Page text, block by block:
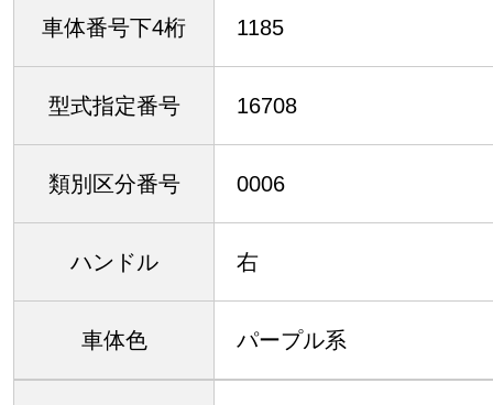
車体番号下4桁 1185
型式指定番号 16708
類別区分番号 0006
ハンドル 右
車体色 パープル系